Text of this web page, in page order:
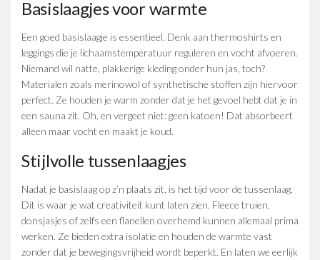
Basislaagjes voor warmte
Een goed basislaagje is essentieel. Denk aan thermoshirts en
leggings die je lichaamstemperatuur reguleren en vocht afvoeren.
Niemand wil natte, plakkerige kleding onder hun jas, toch?
Materialen zoals merinowol of synthetische stoffen zijn hiervoor
perfect. Ze houden je warm zonder dat je het gevoel hebt dat je in
een sauna zit. Oh, en vergeet niet: geen katoen! Dat absorbeert
alleen maar vocht en maakt je koud.
Stijlvolle tussenlaagjes
Nadat je basislaag op z’n plaats zit, is het tijd voor de tussenlaag.
Dit is waar je wat creativiteit kunt laten zien. Fleece truien,
donsjasjes of zelfs een flanellen overhemd kunnen allemaal prima
werken. Ze bieden extra isolatie en houden de warmte vast
zonder dat je bewegingsvrijheid wordt beperkt. En laten we eerlijk